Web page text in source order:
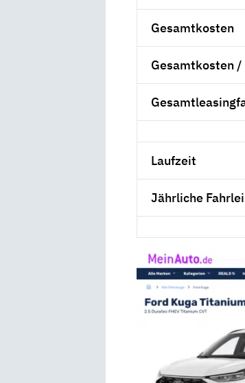
Gesamtkosten
Gesamtkosten /
Laufzeit
Jährliche